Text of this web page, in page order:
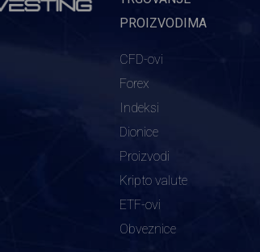
PROIZVODIMA
CFD-ovi
Forex
Indeksi
Dionice
Proizvodi
Kripto valute
ETF-ovi
Obveznice